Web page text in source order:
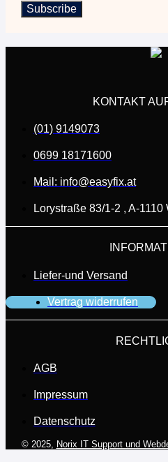
Subscribe
KONTAKT
(01) 9149073
0699 18171600
Mail: info@easyfix.at
Lorystraße 83/1-2 , A-1110
Liefer-und Versand
Vertrag widerrufen
AGB
Impressum
Datenschutz
© 2025, Norix IT Support und